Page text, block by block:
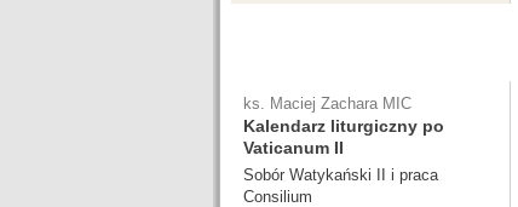
ks. Maciej Zachara MIC
Kalendarz liturgiczny po
Vaticanum II
Sobór Watykański II i praca
Consilium